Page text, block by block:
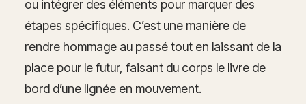
ou intégrer des éléments pour marquer des
étapes spécifiques. C’est une manière de
rendre hommage au passé tout en laissant de la
place pour le futur, faisant du corps le livre de
bord d’une lignée en mouvement.